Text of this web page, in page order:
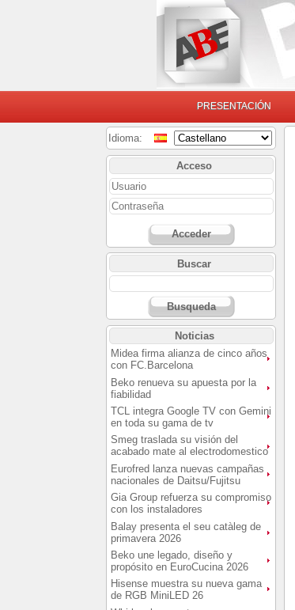
PRESENTACIÓN
Idioma:
Acceso
Acceder
Buscar
Busqueda
Noticias
Midea firma alianza de cinco años
con FC.Barcelona
Beko renueva su apuesta por la
fiabilidad
TCL integra Google TV con Gemini
en toda su gama de tv
Smeg traslada su visión del
acabado mate al electrodomestico
Eurofred lanza nuevas campañas
nacionales de Daitsu/Fujitsu
Gia Group refuerza su compromiso
con los instaladores
Balay presenta el seu catàleg de
primavera 2026
Beko une legado, diseño y
propósito en EuroCucina 2026
Hisense muestra su nueva gama
de RGB MiniLED 26